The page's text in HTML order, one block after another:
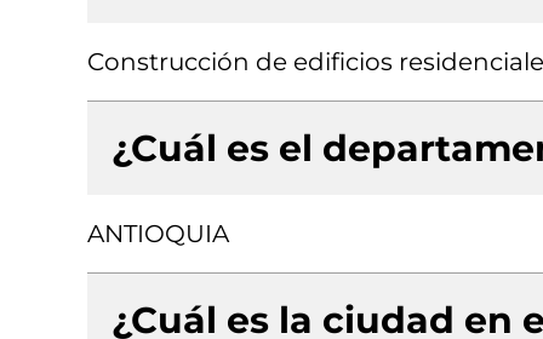
Construcción de edificios
¿Cuál es el
ANTIOQUIA
¿Cuál es la ciudad en